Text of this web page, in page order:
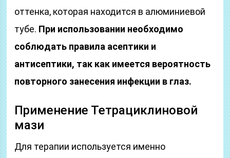
оттенка, которая находится в алюминиевой
тубе. При использовании необходимо
соблюдать правила асептики и
антисептики, так как имеется вероятность
повторного занесения инфекции в глаз.
Применение Тетрациклиновой
мази
Для терапии используется именно